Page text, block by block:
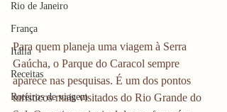
Rio de Janeiro
França
Itália
Receitas
Roteiros de viagem
Para quem planeja uma viagem à Serra
Gaúcha, o Parque do Caracol sempre
aparece nas pesquisas. É um dos pontos
turísticos mais visitados do Rio Grande do